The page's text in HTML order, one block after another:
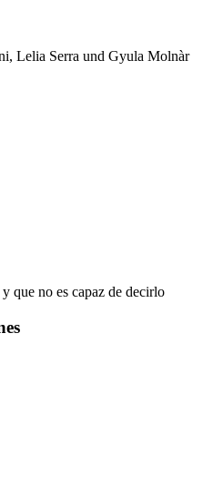
Lelia Serra und Gyula Molnàr
que no es capaz de decirlo